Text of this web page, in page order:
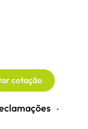
cotação
•